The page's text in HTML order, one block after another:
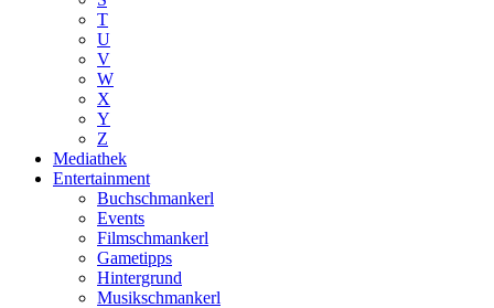
T
U
V
W
X
Y
Z
Mediathek
Entertainment
Buchschmankerl
Events
Filmschmankerl
Gametipps
Hintergrund
Musikschmankerl